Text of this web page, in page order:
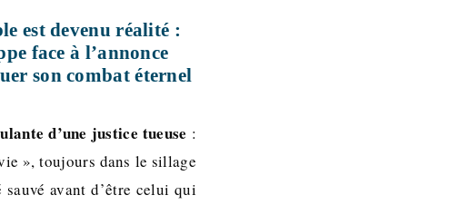
est devenu réalité :
face à l’annonce
son combat éternel
d’une justice tueuse :
», toujours dans le sillage
avant d’être celui qui